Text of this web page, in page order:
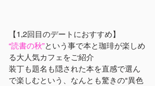
【1,2回目のデートにおすすめ】
“読書の秋”という事で本と珈琲が楽しめ
る大人気カフェをご紹介
装丁も題名も隠された本を直感で選ん
で楽しむという、なんとも驚きの"異色